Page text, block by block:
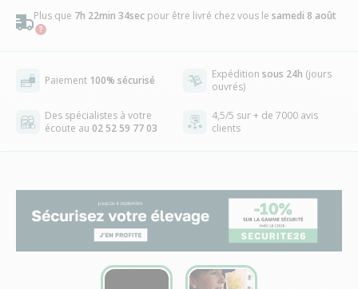
Plus que 7h 22min 33sec pour être livré chez vous le samedi 8 août
Paiement 100% sécurisé Expédition sous 24h (jours
ouvrés)
Des spécialistes à votre
écoute au 02 52 59 77 03
4,5/5 sur + de 7000 avis
clients